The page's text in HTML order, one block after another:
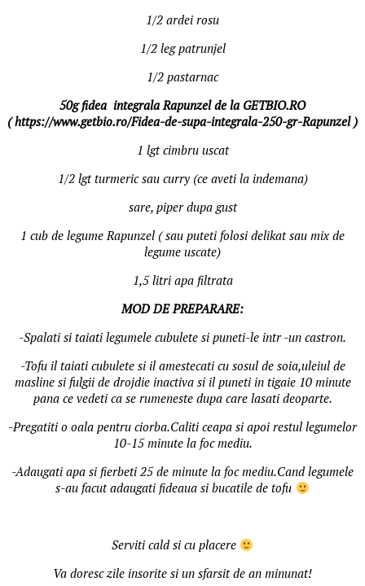
1/2 ardei rosu
1/2 leg patrunjel
1/2 pastarnac
50g fidea integrala Rapunzel de la GETBIO.RO
( https://www.getbio.ro/Fidea-de-supa-integrala-250-gr-Rapunzel )
1 lgt cimbru uscat
1/2 lgt turmeric sau curry (ce aveti la indemana)
sare, piper dupa gust
1 cub de legume Rapunzel ( sau puteti folosi delikat sau mix de
legume uscate)
1,5 litri apa filtrata
MOD DE PREPARARE:
-Spalati si taiati legumele cubulete si puneti-le intr -un castron.
-Tofu il taiati cubulete si il amestecati cu sosul de soia,uleiul de
masline si fulgii de drojdie inactiva si il puneti in tigaie 10 minute
pana ce vedeti ca se rumeneste dupa care lasati deoparte.
-Pregatiti o oala pentru ciorba.Caliti ceapa si apoi restul legumelor
10-15 minute la foc mediu.
-Adaugati apa si fierbeti 25 de minute la foc mediu.Cand legumele
s-au facut adaugati fideaua si bucatile de tofu
Serviti cald si cu placere
Va doresc zile insorite si un sfarsit de an minunat!